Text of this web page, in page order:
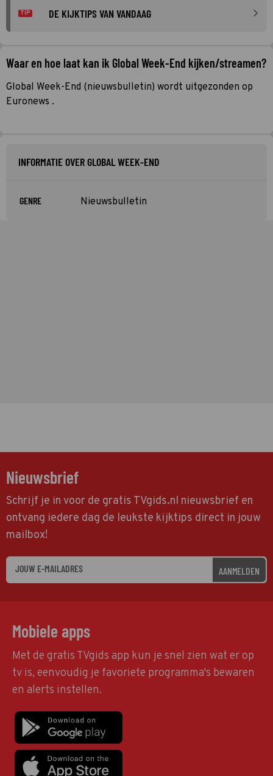
TIP DE KIJKTIPS VAN VANDAAG
Waar en hoe laat kan ik Global Week-End kijken/streamen?
Global Week-End (nieuwsbulletin) wordt uitgezonden op
Euronews .
INFORMATIE OVER GLOBAL WEEK-END
GENRE Nieuwsbulletin
Nieuwsbrief
Schrijf je in voor de gratis TVgids.nl nieuwsbrief en
ontvang iedere dag de leukste kijktips direct in jouw
mailbox!
AANMELDEN
Mobiele apps
Met de gratis TVgids app kun je snel zien wat er op
tv is, eenvoudig je favoriete programma's bewaren
en alerts instellen.